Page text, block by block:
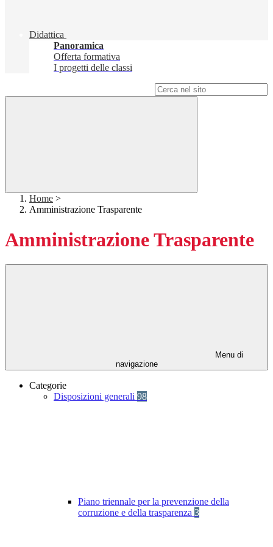
Didattica
Panoramica
Offerta formativa
I progetti delle classi
Home >
Amministrazione Trasparente
Amministrazione Trasparente
Menu di
navigazione
Categorie
Disposizioni generali 98
Piano triennale per la prevenzione della
corruzione e della trasparenza 3